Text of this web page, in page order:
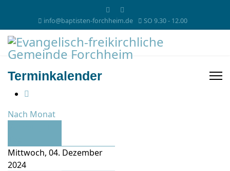
info@baptisten-forchheim.de SO 9.30 - 12.00
Terminkalender
Nach Monat
Mittwoch, 04. Dezember
2024